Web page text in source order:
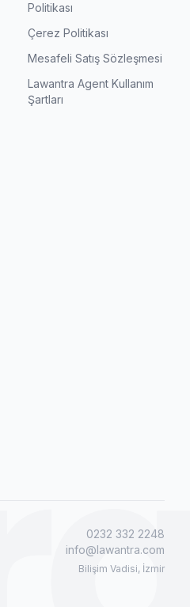
Politikası
Çerez Politikası
Mesafeli Satış Sözleşmesi
Lawantra Agent Kullanım
Şartları
0232 332 2248
info@lawantra.com
Bilişim Vadisi, İzmir